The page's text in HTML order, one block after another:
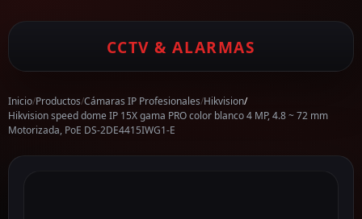
CCTV & ALARMAS
Inicio/Productos/Cámaras IP Profesionales/Hikvision/
Hikvision speed dome IP 15X gama PRO color blanco 4 MP, 4.8 ~ 72 mm
Motorizada, PoE DS-2DE4415IWG1-E